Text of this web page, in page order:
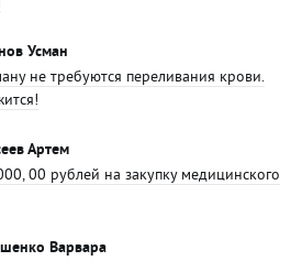
Усман
не требуются переливания крови.
Артем
00 рублей на закупку медицинского
Варвара